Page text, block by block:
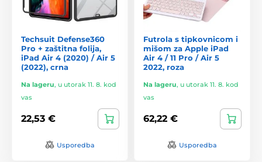
Techsuit Defense360
Pro + zaštitna folija,
iPad Air 4 (2020) / Air 5
(2022), crna
Na lageru, u utorak 11. 8. kod
vas
22,53 €
Usporedba
Futrola s tipkovnicom i
mišom za Apple iPad
Air 4 / 11 Pro / Air 5
2022, roza
Na lageru, u utorak 11. 8. kod
vas
62,22 €
Usporedba